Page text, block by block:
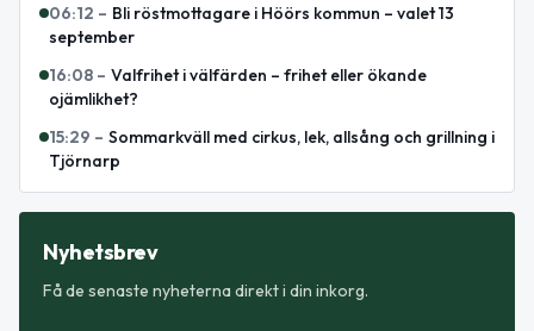
06:12 – Bli röstmottagare i Höörs kommun – valet 13
september
16:08 – Valfrihet i välfärden – frihet eller ökande
ojämlikhet?
15:29 – Sommarkväll med cirkus, lek, allsång och grillning i
Tjörnarp
Nyhetsbrev
Få de senaste nyheterna direkt i din inkorg.